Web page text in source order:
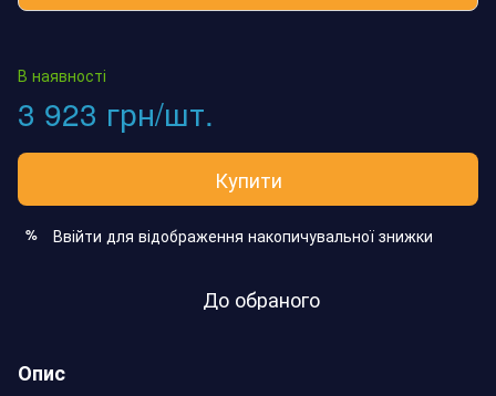
В наявності
3 923 грн/шт.
Купити
% Ввійти для відображення накопичувальної знижки
До обраного
Опис